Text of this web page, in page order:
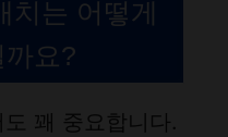
치는 어떻게
요?
꽤 중요합니다.